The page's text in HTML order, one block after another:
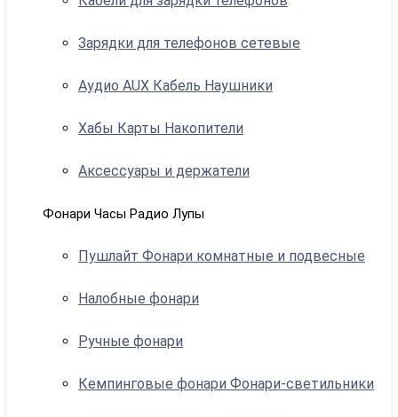
Зарядки для телефонов сетевые
Аудио AUX Кабель Наушники
Хабы Карты Накопители
Аксессуары и держатели
Фонари Часы Радио Лупы
Пушлайт Фонари комнатные и подвесные
Налобные фонари
Ручные фонари
Кемпинговые фонари Фонари-светильники